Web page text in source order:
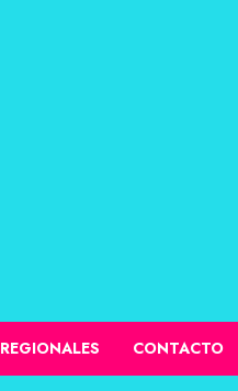
REGIONALES CONTACTO